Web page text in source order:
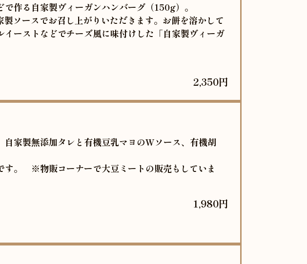
作る自家製ヴィーガンハンバーグ（150g）。
ソースでお召し上がりいただきます。お餅を溶かして
ーストなどでチーズ風に味付けした「自家製ヴィーガ
2,350円
家製無添加タレと有機豆乳マヨのWソース、有機胡
す。 ※物販コーナーで大豆ミートの販売もしていま
1,980円